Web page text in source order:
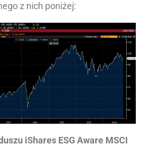
z nich poniżej:
iShares ESG Aware MSCI